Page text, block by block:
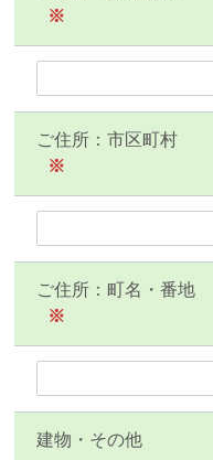
※
ご住所：市区町村
※
ご住所：町名・番地
※
建物・その他